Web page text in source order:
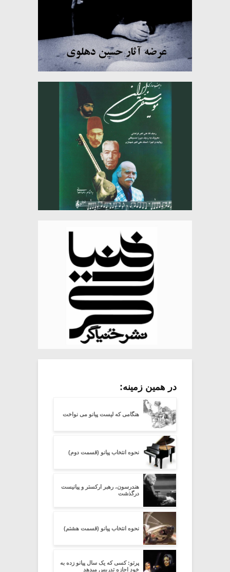
در همین زمینه:
هنگامی که لیست پیانو می نواخت
نحوه انتخاب پیانو (قسمت دوم)
هندرسون، رهبر ارکستر و پیانیست
درگذشت
نحوه انتخاب پیانو (قسمت هشتم)
پرتو: کسی که یک سال پیانو زده به
خود اجازه تدریس میدهد